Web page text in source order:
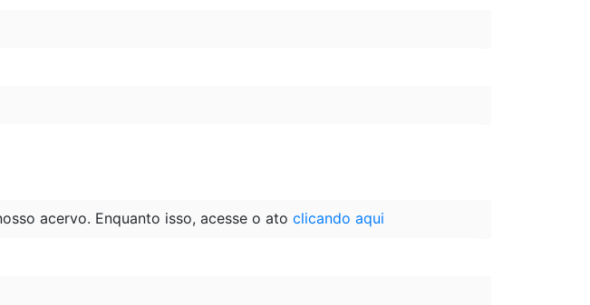
acervo. Enquanto isso, acesse o ato clicando aqui